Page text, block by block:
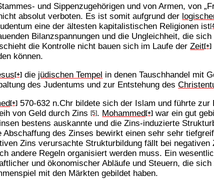
und Sippenzugehörigen und von Armen, von
absolut verboten. Es ist somit aufgrund der
eine der ältesten kapitalistischen Religionen ist
Bilanzspannungen und die Ungleichheit, die
die Kontrolle nicht bauen sich im Laufe derZeit[+]
können.
[+] die jüdischen Tempel in denen Tauschhandel mit
des Judentums und zur Entstehung des
[+] 570-632 n.Chr bildete sich der Islam und führte
von Geld durch Zins[5]. Mohammed[+] war ein gut
bestens auskannte und die Zins-induzierte
des Zinses bewirkt einen sehr sehr
Zins verursachte Strukturbildung fällt bei negativen
andere Regeln organisiert werden muss. Ein
und ökonomischer Abläufe und Steuern, die
mit den Märkten gebildet haben.